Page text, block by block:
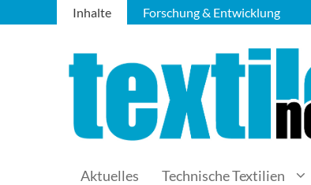
Inhalte Forschung & Entwicklung
Aktuelles Technische Textilien